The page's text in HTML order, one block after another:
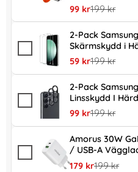
rea pris
99 krtidigare pris
199 kr
2-Pack
Skärmskydd i
rea pris
59 krtidigare pris
199 kr
2-Pack
Linsskydd I
rea pris
99 krtidigare pris
199 kr
Amorus 30W
/ USB-A
rea pris
179 krtidigare pris
199 kr